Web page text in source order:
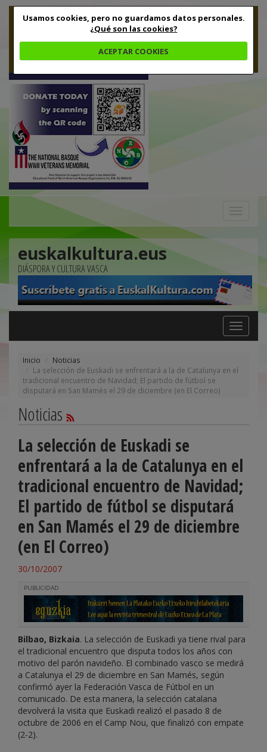
Usamos cookies, pero no guardamos datos personales.
¿Qué son las cookies?
ACEPTAR COOKIES
euskalkultura.eus
DIÁSPORA Y CULTURA VASCA
Toggle
navigation
Inicio
Noticias
La selección de Euskadi se enfrentará a la de Catalunya en el
tradicional encuentro de Navidad; El partido de fútbol se
disputará en San Mamés el 29 de diciembre (en El Correo)
Noticias
La selección de Euskadi se
enfrentará a la de Catalunya en el
tradicional encuentro de Navidad;
El partido de fútbol se disputará
en San Mamés el 29 de diciembre
(en El Correo)
30/10/2007
PUBLICIDAD
Bilbao, Bizkaia. La selección de Euskadi ya tiene rival para
el tradicional encuentro que disputa todos los años con
motivo del parón navideño. El combinado vasco se medirá
a Catalunya el 29 de diciembre en San Mamés, según
confirmó ayer la Federación Vasca de Fútbol en un
comunicado. De esta manera, la selección catalana
devolverá la visita que Euskadi realizó el pasado 8 de
octubre de 2006 en el Camp Nou, que finalizó con empate
(2-2).